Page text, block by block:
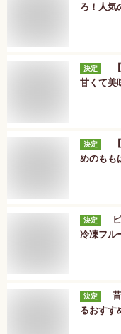
ろ！人気
決定
甘くて美
決定
めのもも
決定
冷凍フル
決定
るおすす